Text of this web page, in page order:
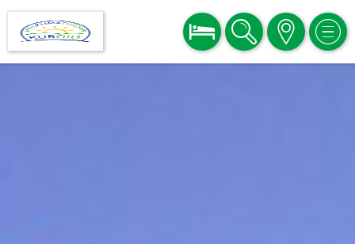
BUCHEN SUCHE KARTE MENÜ